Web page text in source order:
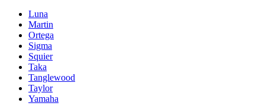
Luna
Martin
Ortega
Sigma
Squier
Taka
Tanglewood
Taylor
Yamaha